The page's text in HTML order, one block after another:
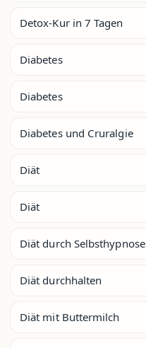
Detox-Kur in 7 Tagen
Diabetes
Diabetes
Diabetes und Cruralgie
Diät
Diät
Diät durch Selbsthypnose
Diät durchhalten
Diät mit Buttermilch